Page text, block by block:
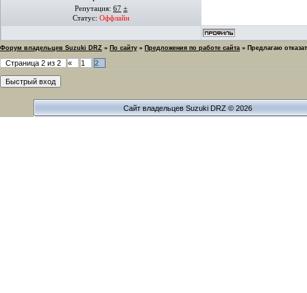
Репутация: 67 ±
Статус: Оффлайн
Форум владельцев Suzuki DRZ » По сайту » Предложения по работе сайта » Предлагаю
Страница 2 из 2 « 1 2
Сайт владельцев Suzuki DRZ © 2026